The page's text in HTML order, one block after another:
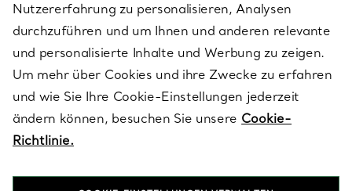
ÜBER TIFFANY & CO.
RECHTLICHE HINWEISE
FOLGEN SIE UNS
Nutzererfahrung zu personalisieren, Analysen
durchzuführen und um Ihnen und anderen relevante
und personalisierte Inhalte und Werbung zu zeigen.
Um mehr über Cookies und ihre Zwecke zu erfahren
und wie Sie Ihre Cookie-Einstellungen jederzeit
ändern können, besuchen Sie unsere Cookie-
Richtlinie.